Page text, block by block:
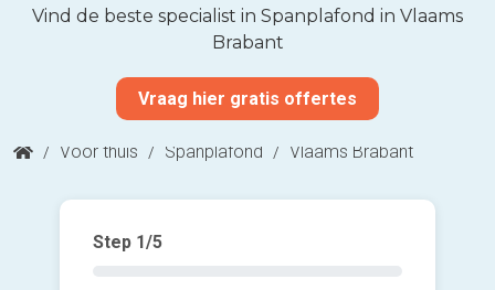
Vind de beste specialist in Spanplafond in Vlaams
Brabant
Vraag hier gratis offertes
/ Voor thuis / Spanplafond / Vlaams Brabant
Step 1/5